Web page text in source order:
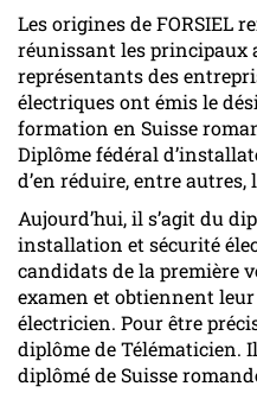
Les origines de FORSIEL
réunissant les principaux
représentants des
électriques ont émis le
formation en Suisse
Diplôme fédéral
d’en réduire, entre
Aujourd’hui, il s’agit du
installation et sécurité
candidats de la première
examen et obtiennent
électricien. Pour être
diplôme de Télématicien.
diplômé de Suisse